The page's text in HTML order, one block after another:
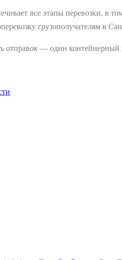
все этапы перевозки, в
грузополучателям в
отправок — один контейнерный